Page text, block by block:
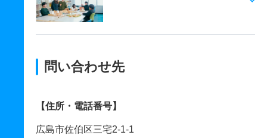
問い合わせ先
【住所・電話番号】
広島市佐伯区三宅2-1-1